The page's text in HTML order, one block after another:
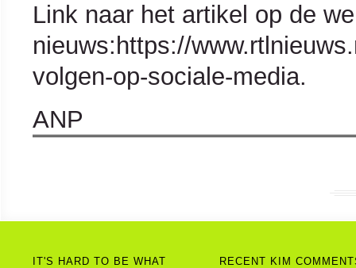
Link naar het artikel op de
nieuws:https://
volgen-op-sociale-media.
ANP
IT'S HARD TO BE WHAT
RECENT KIM